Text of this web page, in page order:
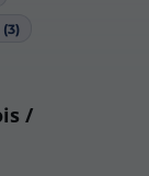
(3)
/